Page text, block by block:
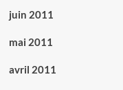
juin 2011
mai 2011
avril 2011